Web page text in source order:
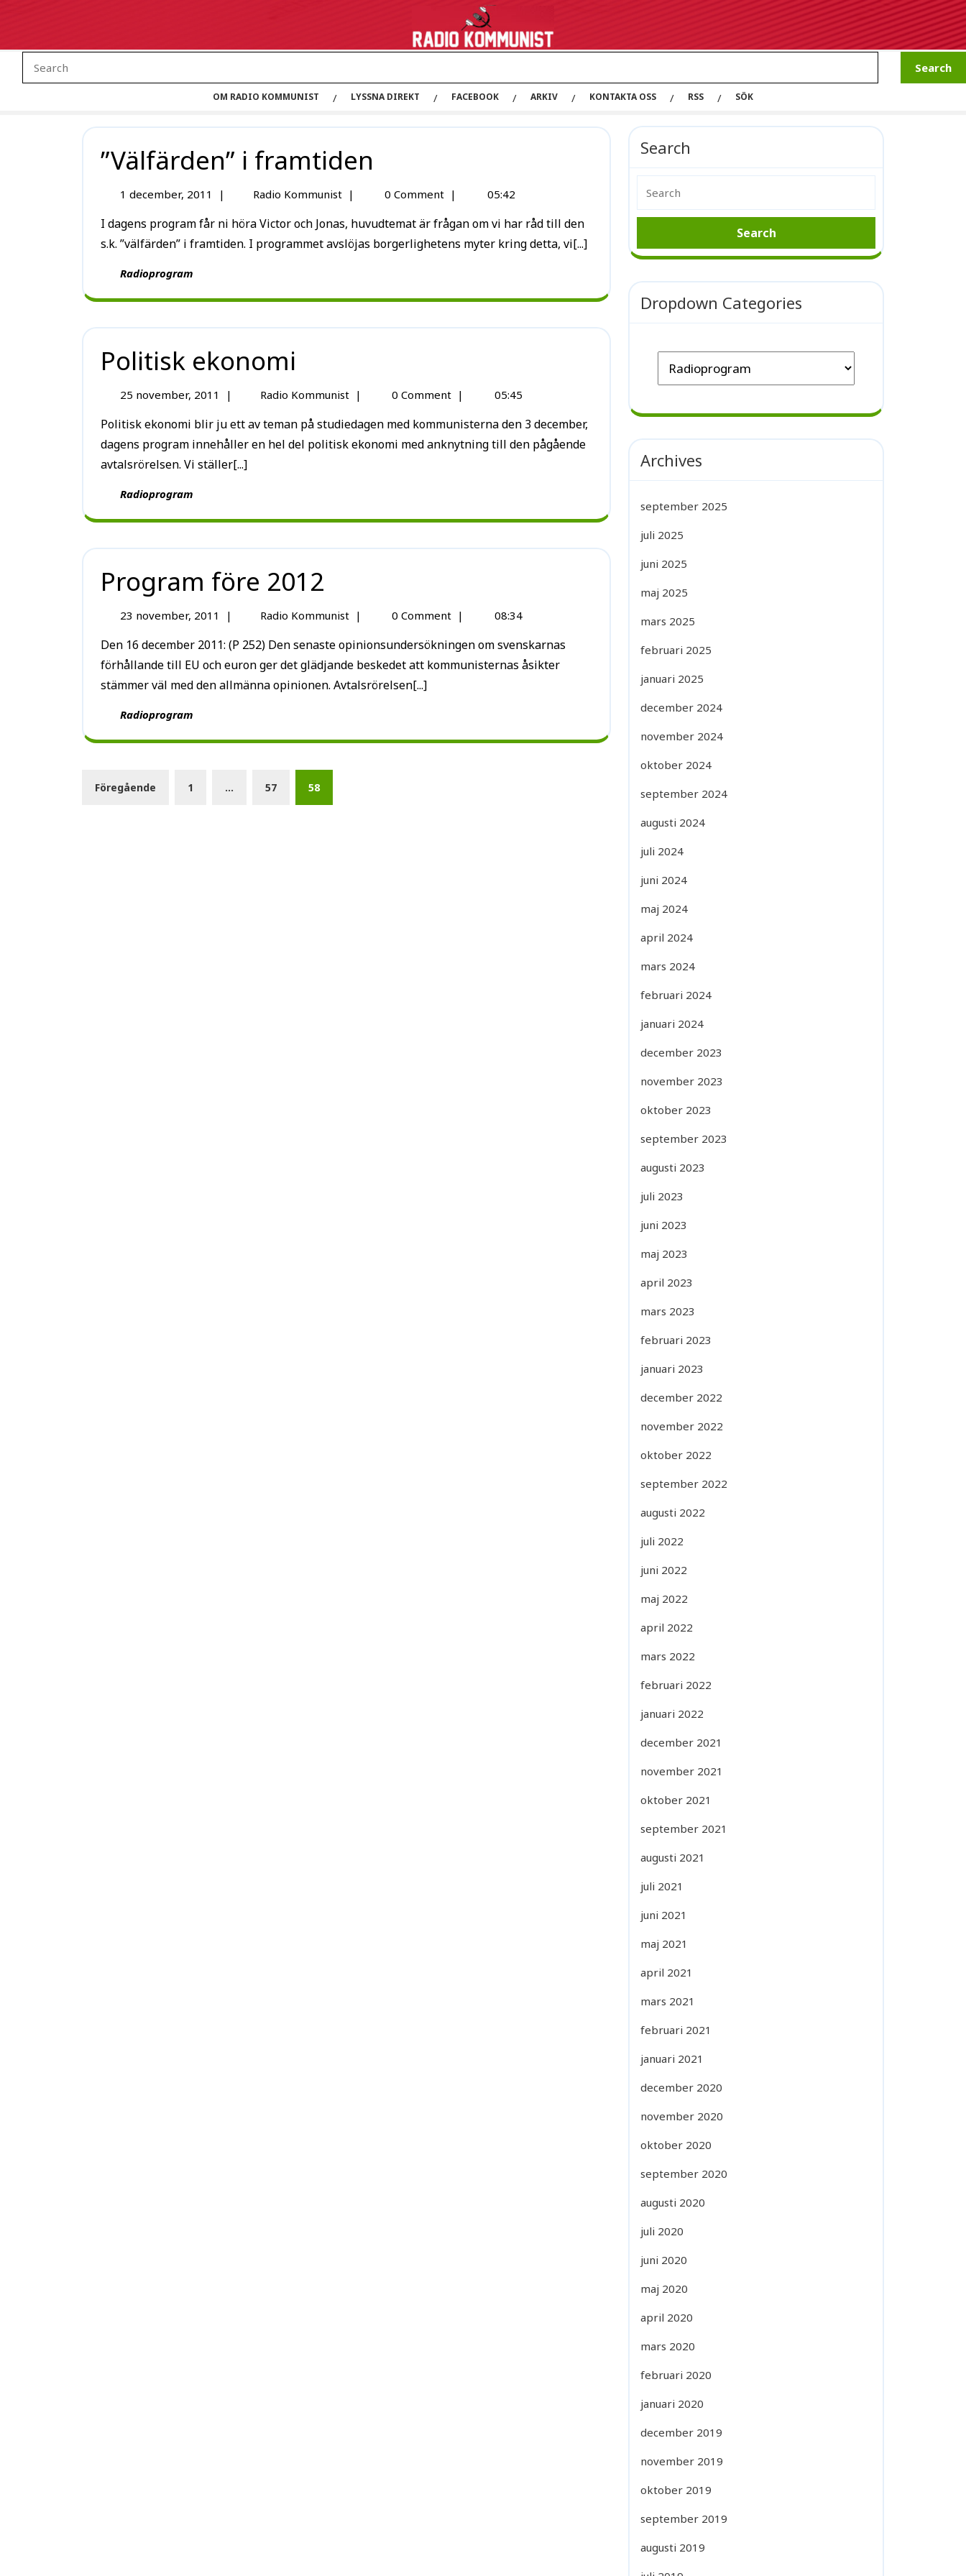
OM RADIO KOMMUNIST LYSSNA DIREKT FACEBOOK ARKIV KONTAKTA OSS RSS SÖK
”Välfärden” i framtiden
1 december, 2011 | Radio Kommunist | 0 Comment | 05:42
I dagens program får ni höra Victor och Jonas, huvudtemat är frågan om vi har råd till den
s.k. ”välfärden” i framtiden. I programmet avslöjas borgerlighetens myter kring detta, vi[...]
Radioprogram
Politisk ekonomi
25 november, 2011 | Radio Kommunist | 0 Comment | 05:45
Politisk ekonomi blir ju ett av teman på studiedagen med kommunisterna den 3 december,
dagens program innehåller en hel del politisk ekonomi med anknytning till den pågående
avtalsrörelsen. Vi ställer[...]
Radioprogram
Program före 2012
23 november, 2011 | Radio Kommunist | 0 Comment | 08:34
Den 16 december 2011: (P 252) Den senaste opinionsundersökningen om svenskarnas
förhållande till EU och euron ger det glädjande beskedet att kommunisternas åsikter
stämmer väl med den allmänna opinionen. Avtalsrörelsen[...]
Radioprogram
Föregående 1 … 57 58
Search
Dropdown Categories
Archives
september 2025
juli 2025
juni 2025
maj 2025
mars 2025
februari 2025
januari 2025
december 2024
november 2024
oktober 2024
september 2024
augusti 2024
juli 2024
juni 2024
maj 2024
april 2024
mars 2024
februari 2024
januari 2024
december 2023
november 2023
oktober 2023
september 2023
augusti 2023
juli 2023
juni 2023
maj 2023
april 2023
mars 2023
februari 2023
januari 2023
december 2022
november 2022
oktober 2022
september 2022
augusti 2022
juli 2022
juni 2022
maj 2022
april 2022
mars 2022
februari 2022
januari 2022
december 2021
november 2021
oktober 2021
september 2021
augusti 2021
juli 2021
juni 2021
maj 2021
april 2021
mars 2021
februari 2021
januari 2021
december 2020
november 2020
oktober 2020
september 2020
augusti 2020
juli 2020
juni 2020
maj 2020
april 2020
mars 2020
februari 2020
januari 2020
december 2019
november 2019
oktober 2019
september 2019
augusti 2019